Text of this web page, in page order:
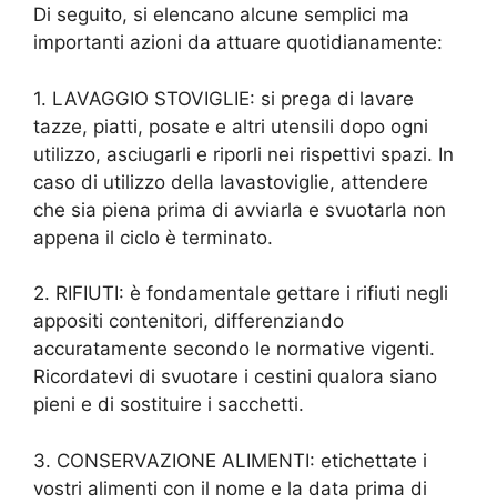
Di seguito, si elencano alcune semplici ma
importanti azioni da attuare quotidianamente:
1. LAVAGGIO STOVIGLIE: si prega di lavare
tazze, piatti, posate e altri utensili dopo ogni
utilizzo, asciugarli e riporli nei rispettivi spazi. In
caso di utilizzo della lavastoviglie, attendere
che sia piena prima di avviarla e svuotarla non
appena il ciclo è terminato.
2. RIFIUTI: è fondamentale gettare i rifiuti negli
appositi contenitori, differenziando
accuratamente secondo le normative vigenti.
Ricordatevi di svuotare i cestini qualora siano
pieni e di sostituire i sacchetti.
3. CONSERVAZIONE ALIMENTI: etichettate i
vostri alimenti con il nome e la data prima di